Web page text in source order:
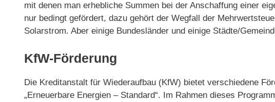
mit denen man erhebliche Summen bei der Anschaffung einer
nur bedingt gefördert, dazu gehört der Wegfall der
Solarstrom. Aber einige Bundesländer und einige Städte/
KfW-Förderung
Die Kreditanstalt für Wiederaufbau (KfW) bietet verschiedene
„Erneuerbare Energien – Standard“. Im Rahmen dieses